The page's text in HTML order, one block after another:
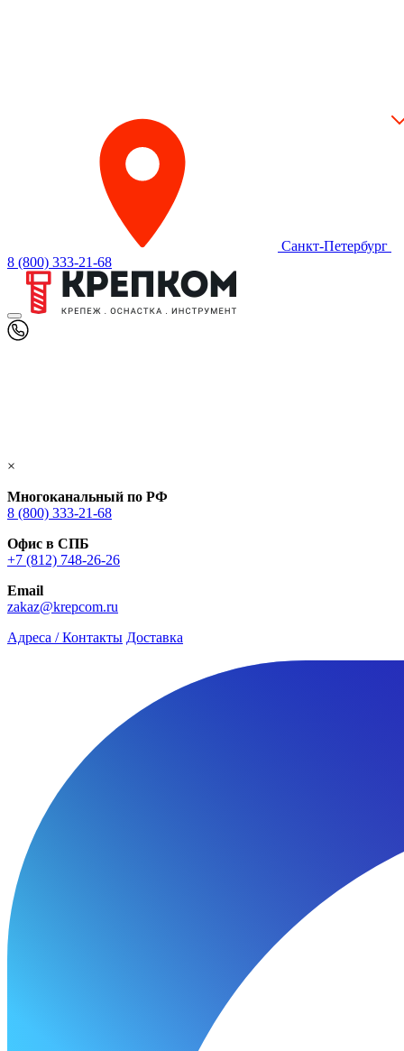
Санкт-Петербург
8 (800) 333-21-68
×
Многоканальный по РФ
8 (800) 333‑21-68
Офис в СПБ
+7 (812) 748‑26-26
Email
zakaz@krepcom.ru
Адреса / Контакты Доставка